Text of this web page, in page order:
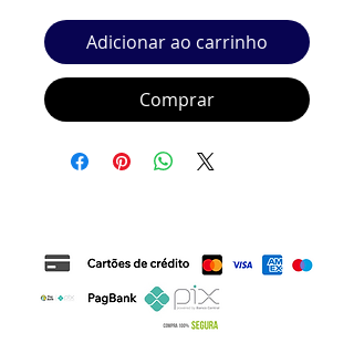
Adicionar ao carrinho
Comprar